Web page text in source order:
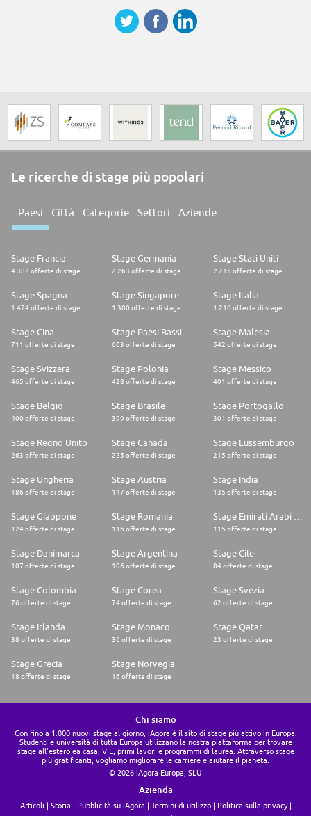
Le ricerche di stage più popolari
Paesi Città Categorie Settori Aziende
Stage Francia
4.382 offerte di stage
Stage Germania
2.263 offerte di stage
Stage Stati Uniti
2.215 offerte di stage
Stage Spagna
1.474 offerte di stage
Stage Singapore
1.300 offerte di stage
Stage Italia
1.216 offerte di stage
Stage Cina
711 offerte di stage
Stage Paesi Bassi
603 offerte di stage
Stage Malesia
542 offerte di stage
Stage Svizzera
465 offerte di stage
Stage Polonia
428 offerte di stage
Stage Messico
401 offerte di stage
Stage Belgio
400 offerte di stage
Stage Brasile
399 offerte di stage
Stage Portogallo
301 offerte di stage
Stage Regno Unito
263 offerte di stage
Stage Canada
225 offerte di stage
Stage Lussemburgo
215 offerte di stage
Stage Ungheria
186 offerte di stage
Stage Austria
147 offerte di stage
Stage India
135 offerte di stage
Stage Giappone
124 offerte di stage
Stage Romania
116 offerte di stage 115 offerte di stage
Stage Danimarca
107 offerte di stage
Stage Argentina
106 offerte di stage
Stage Cile
84 offerte di stage
Stage Colombia
76 offerte di stage
Stage Corea
74 offerte di stage
Stage Svezia
62 offerte di stage
Stage Irlanda
38 offerte di stage
Stage Monaco
36 offerte di stage
Stage Qatar
23 offerte di stage
Stage Grecia
18 offerte di stage
Stage Norvegia
16 offerte di stage
Chi siamo
Con fino a 1.000 nuovi stage al giorno, iAgora è il sito di stage più attivo in Europa.
Studenti e università di tutta Europa utilizzano la nostra piattaforma per trovare
stage all'estero ea casa, VIE, primi lavori e programmi di laurea. Attraverso stage
più gratificanti, vogliamo migliorare le carriere e aiutare il pianeta.
© 2026 iAgora Europa, SLU
Azienda
Articoli Storia Pubblicità su iAgora Termini di utilizzo
Politica sulla privacy